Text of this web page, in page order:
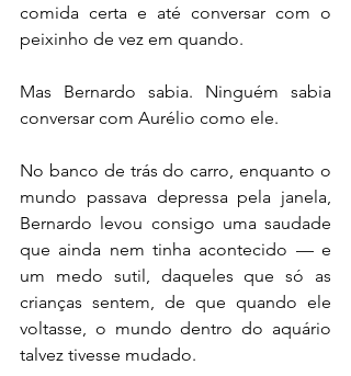
comida certa e até conversar com o
peixinho de vez em quando.
Mas Bernardo sabia. Ninguém sabia
conversar com Aurélio como ele.
No banco de trás do carro, enquanto o
mundo passava depressa pela janela,
Bernardo levou consigo uma saudade
que ainda nem tinha acontecido — e
um medo sutil, daqueles que só as
crianças sentem, de que quando ele
voltasse, o mundo dentro do aquário
talvez tivesse mudado.